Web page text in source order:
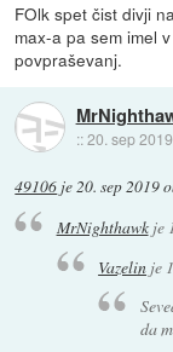
FOlk spet čist divji
max-a pa sem imel
povpraševanj.
::20. sep
49106 je20. sep 2019
MrNighthawkje
Vazelin je
da